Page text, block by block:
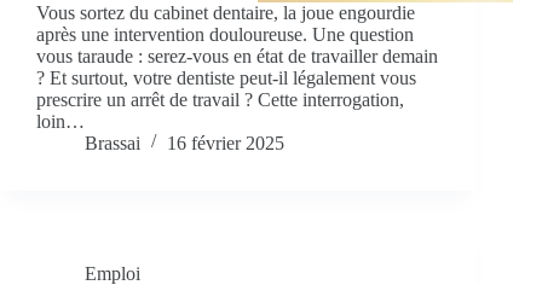
Vous sortez du cabinet dentaire, la joue engourdie
après une intervention douloureuse. Une question
vous taraude : serez-vous en état de travailler demain
? Et surtout, votre dentiste peut-il légalement vous
prescrire un arrêt de travail ? Cette interrogation,
loin…
Brassai
16 février 2025
Emploi